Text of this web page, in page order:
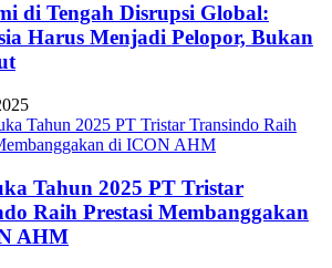
di Tengah Disrupsi Global:
Harus Menjadi Pelopor, Bukan
Tahun 2025 PT Tristar
Raih Prestasi Membanggakan
AHM